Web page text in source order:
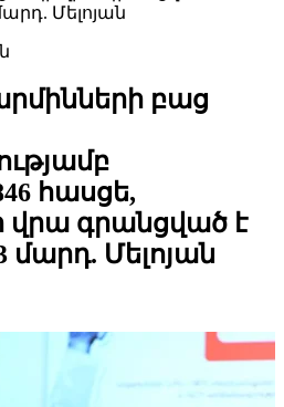
Մելոյան
բաց
հասցե,
վրա գրանցված է
մարդ. Մելոյան